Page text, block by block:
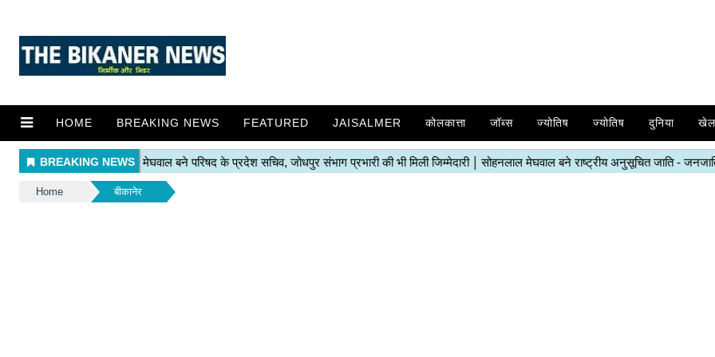
HOME BREAKING NEWS FEATURED JAISALMER कोलकात्ता जॉब्स ज्योतिष ज्योतिष दुनिया खेल
Home बीकानेर